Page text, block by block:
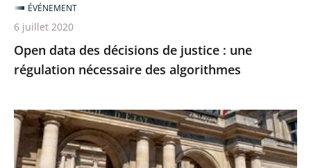
des
algorithmes
Open data des décisions de justice : une
régulation nécessaire des algorithmes
ÉVÉNEMENT
6 juillet 2020
Bilan
de
l’activité